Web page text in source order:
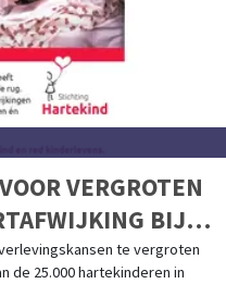
VERGROTEN
BIJ
te vergroten
de 25.000 hartekinderen in